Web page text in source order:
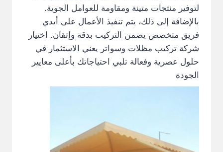
لتوفير منتجات متينة ومقاومة للعوامل الجوية.
بالإضافة إلى ذلك، يتم تنفيذ الأعمال على أيدي
فريق متخصص يضمن التركيب بدقة وإتقان. اختيار
شركة تركيب مظلات وسواتر يعني الاستثمار في
حلول عصرية وفعالة تلبي احتياجاتك بأعلى معايير
الجودة